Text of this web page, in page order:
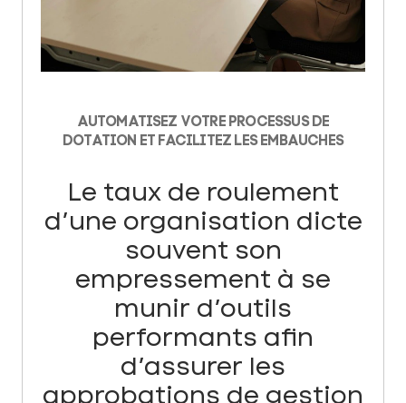
AUTOMATISEZ VOTRE PROCESSUS DE
DOTATION ET FACILITEZ LES EMBAUCHES
Le taux de roulement
d’une organisation dicte
souvent son
empressement à se
munir d’outils
performants afin
d’assurer les
approbations de gestion